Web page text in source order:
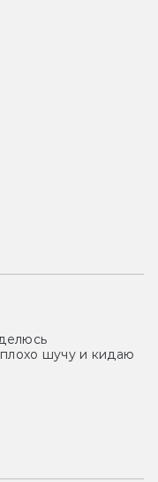
шучу и кидаю